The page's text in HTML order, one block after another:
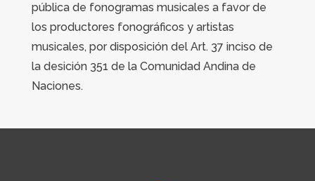
pública de fonogramas musicales a favor de
los productores fonográficos y artistas
musicales, por disposición del Art. 37 inciso de
la desición 351 de la Comunidad Andina de
Naciones.